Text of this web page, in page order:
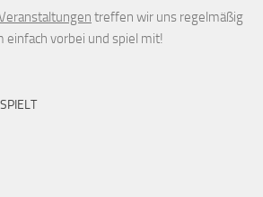
treffen wir uns regelmäßig
einfach vorbei und spiel mit!